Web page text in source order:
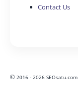
Contact Us
© 2016 - 2026 SEOsatu.com